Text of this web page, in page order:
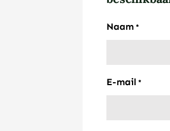
Naam *
E-mail *